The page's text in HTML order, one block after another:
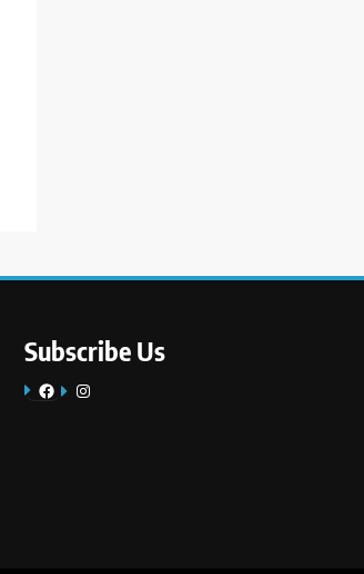
Subscribe Us
FacebookInstagram